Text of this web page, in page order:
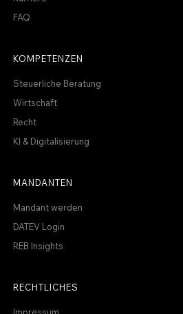
FAQ
KOMPETENZEN
Steuerliche Beratung
Wirtschaft
Recht
KI & Digitalisierung
MANDANTEN
Mandant werden
DATEV Login
REB Insights
RECHTLICHES
Impressum